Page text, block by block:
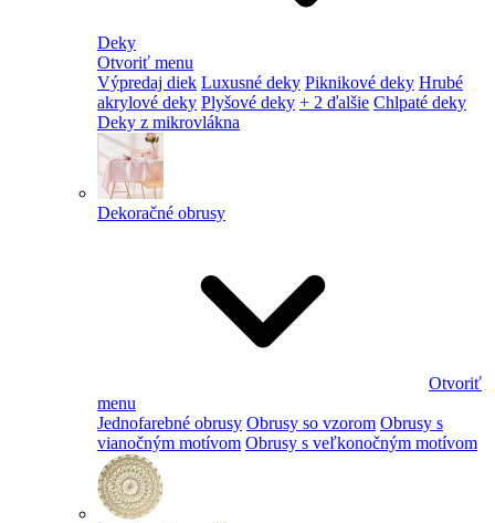
Deky
Otvoriť menu
Výpredaj diek Luxusné deky Piknikové deky Hrubé
akrylové deky Plyšové deky + 2 ďalšie Chlpaté deky
Deky z mikrovlákna
Dekoračné obrusy
Otvoriť
menu
Jednofarebné obrusy Obrusy so vzorom Obrusy s
vianočným motívom Obrusy s veľkonočným motívom